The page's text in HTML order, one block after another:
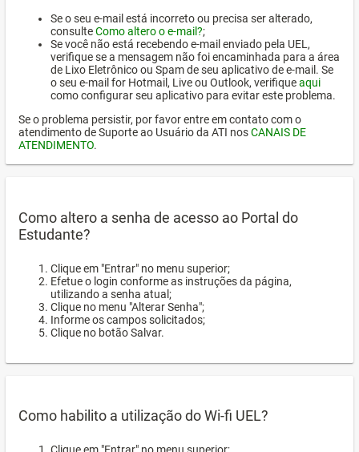
Se o seu e-mail está incorreto ou precisa ser alterado,
consulteComo altero o e-mail?;
Se você não está recebendo e-mail enviado pela UEL,
verifique se a mensagem não foi encaminhada para a área
de Lixo Eletrônico ou Spam de seu aplicativo de e-mail. Se
o seu e-mail for Hotmail, Live ou Outlook, verifiqueaqui
como configurar seu aplicativo para evitar este problema.
Se o problema persistir, por favor entre em contato com o
atendimento de Suporte ao Usuário da ATI nosCANAIS DE
ATENDIMENTO.
Como altero a senha de acesso ao Portal do
Estudante?
Clique em "Entrar" no menu superior;
Efetue o login conforme as instruções da página,
utilizando a senha atual;
Clique no menu "Alterar Senha";
Informe os campos solicitados;
Clique no botão Salvar.
Como habilito a utilização do Wi-fi UEL?